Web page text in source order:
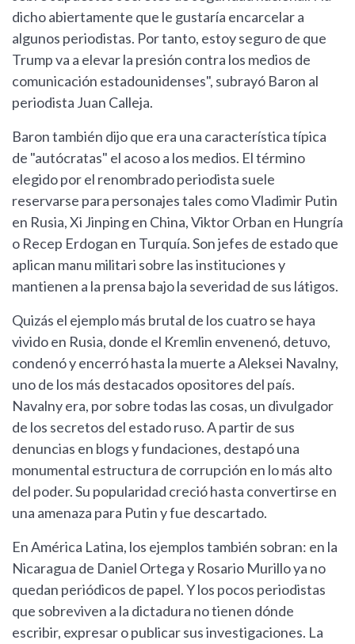
dicho abiertamente que le gustaría encarcelar a
algunos periodistas. Por tanto, estoy seguro de que
Trump va a elevar la presión contra los medios de
comunicación estadounidenses", subrayó Baron al
periodista Juan Calleja.
Baron también dijo que era una característica típica
de "autócratas" el acoso a los medios. El término
elegido por el renombrado periodista suele
reservarse para personajes tales como Vladimir Putin
en Rusia, Xi Jinping en China, Viktor Orban en Hungría
o Recep Erdogan en Turquía. Son jefes de estado que
aplican manu militari sobre las instituciones y
mantienen a la prensa bajo la severidad de sus látigos.
Quizás el ejemplo más brutal de los cuatro se haya
vivido en Rusia, donde el Kremlin envenenó, detuvo,
condenó y encerró hasta la muerte a Aleksei Navalny,
uno de los más destacados opositores del país.
Navalny era, por sobre todas las cosas, un divulgador
de los secretos del estado ruso. A partir de sus
denuncias en blogs y fundaciones, destapó una
monumental estructura de corrupción en lo más alto
del poder. Su popularidad creció hasta convertirse en
una amenaza para Putin y fue descartado.
En América Latina, los ejemplos también sobran: en la
Nicaragua de Daniel Ortega y Rosario Murillo ya no
quedan periódicos de papel. Y los pocos periodistas
que sobreviven a la dictadura no tienen dónde
escribir, expresar o publicar sus investigaciones. La